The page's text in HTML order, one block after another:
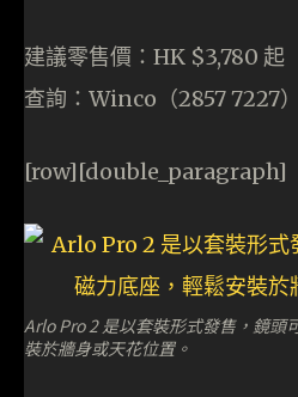
建議零售價：HK $3,780 起
查詢：Winco（2857 7227）
[row][double_paragraph]
Arlo Pro 2 是以套裝形式發售，鏡頭
裝於牆身或天花位置。